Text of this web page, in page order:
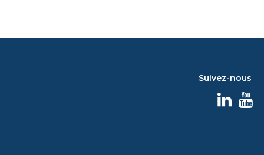
Suivez-nous